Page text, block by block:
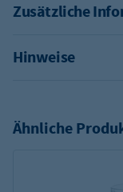
Zusätzliche
Hinweise
Ähnliche